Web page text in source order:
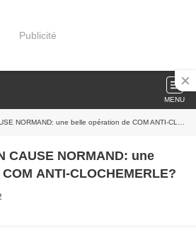
Publicité
MENU
une belle opération de COM ANTI-CLOCHEMERLE?
CAUSE NORMAND: une
ANTI-CLOCHEMERLE?